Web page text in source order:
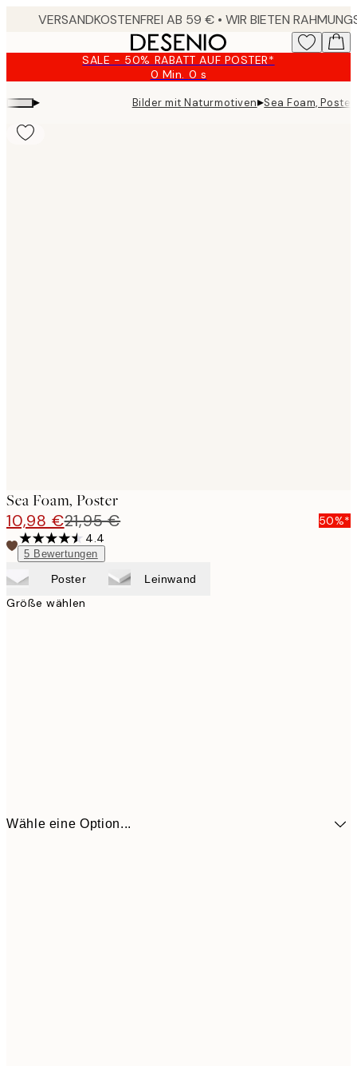
SALE - 50% RABATT AUF POSTER*
0 Min. 0 s
Gültig
bis:
2026-
▸ Bilder mit Naturmotiven▸Sea Foam, Poster
Sea Foam, Poster
10,98 €21,95 €
50%*
4.4
5 Bewertungen
Poster Leinwand
Größe wählen
Wähle eine Option...